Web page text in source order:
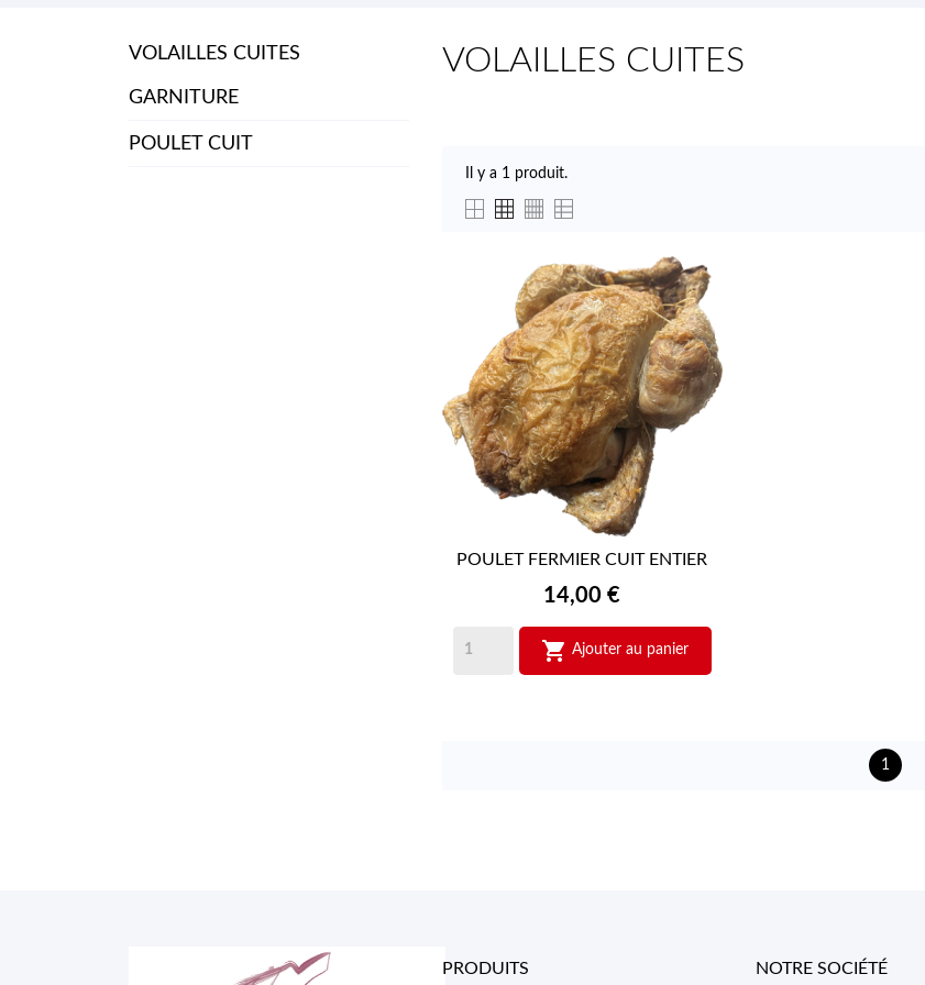
VOLAILLES CUITES
GARNITURE
POULET CUIT
VOLAILLES CUITES
Il y a 1 produit.
APERÇU RAPIDE
POULET FERMIER CUIT ENTIER
Prix
14,00 €
 Ajouter au panier
1
PRODUITS NOTRE SOCIÉTÉ